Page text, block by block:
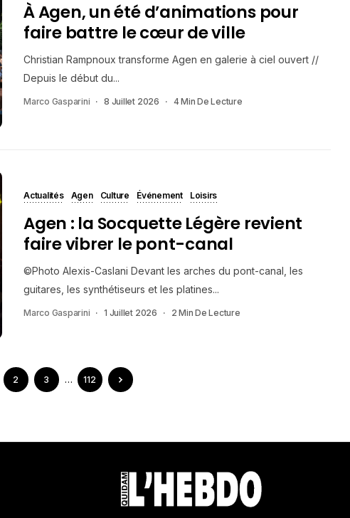
À Agen, un été d’animations pour
faire battre le cœur de ville
Christian Rampnoux transforme Agen en galerie à ciel ouvert //
Depuis le début du...
Marco Gasparini 8 Juillet 2026 4 Min De Lecture
Actualités Agen Culture Événement Loisirs
Agen : la Socquette Légère revient
faire vibrer le pont-canal
©Photo Alexis-Caslani Devant les arches du pont-canal, les
guitares, les synthétiseurs et les platines...
Marco Gasparini 1 Juillet 2026 2 Min De Lecture
2 3 … 112